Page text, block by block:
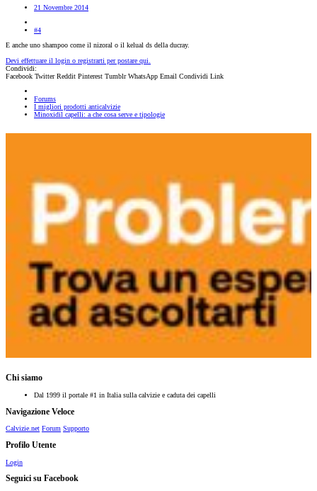
21 Novembre 2014
#4
E anche uno shampoo come il nizoral o il kelual ds della ducray.
Devi effettuare il login o registrarti per postare qui.
Condividi:
Facebook Twitter Reddit Pinterest Tumblr WhatsApp Email Condividi Link
Forums
I migliori prodotti anticalvizie
Minoxidil capelli: a che cosa serve e tipologie
Chi siamo
Dal 1999 il portale #1 in Italia sulla calvizie e caduta dei capelli
Navigazione Veloce
Calvizie.net Forum Supporto
Profilo Utente
Login
Seguici su Facebook